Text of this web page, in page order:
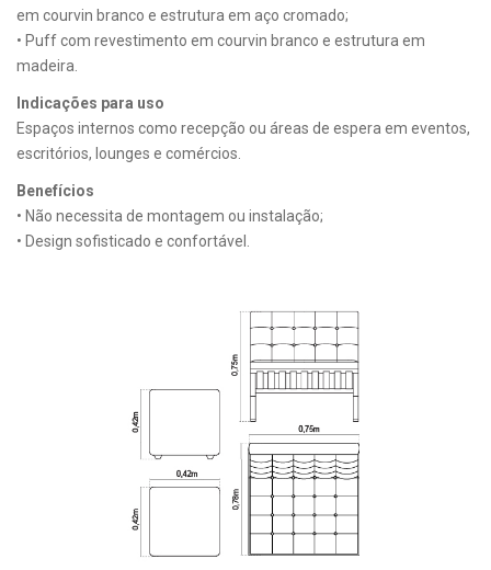
em courvin branco e estrutura em aço cromado;
• Puff com revestimento em courvin branco e estrutura em
madeira.
Indicações para uso
Espaços internos como recepção ou áreas de espera em eventos,
escritórios, lounges e comércios.
Benefícios
• Não necessita de montagem ou instalação;
• Design sofisticado e confortável.